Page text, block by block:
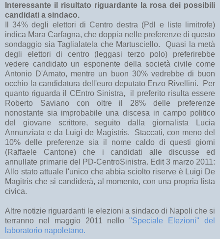
Interessante il risultato riguardante la rosa dei possibili
candidati a sindaco.
Il 34% degli elettori di Centro destra (Pdl e liste limitrofe)
indica Mara Carfagna, che doppia nelle preferenze di questo
sondaggio sia Taglialatela che Martusciello. Quasi la metà
degli elettori di centro (leggasi terzo polo) preferirebbe
vedere candidato un esponente della società civile come
Antonio D'Amato, mentre un buon 30% vedrebbe di buon
occhio la candidatura dell'euro deputato Enzo Rivellini. Per
quanto riguarda il CEntro Sinistra, il preferito risulta essere
Roberto Saviano con oltre il 28% delle preferenze
nonostante sia improbabile una discesa in campo politico
del giovane scrittore, seguito dalla giornalista Lucia
Annunziata e da Luigi de Magistris. Staccati, con meno del
10% delle preferenze sia il nome caldo di questi giorni
(Raffaele Cantone) che i candidati alle discusse ed
annullate primarie del PD-CentroSinistra. Edit 3 marzo 2011:
Allo stato attuale l'unico che abbia sciolto riserve è Luigi De
Magitris che si candiderà, al momento, con una propria lista
civica.
Altre notizie riguardanti le elezioni a sindaco di Napoli che si
terranno nel maggio 2011 nello"Speciale Elezioni" del
laboratorio napoletano.